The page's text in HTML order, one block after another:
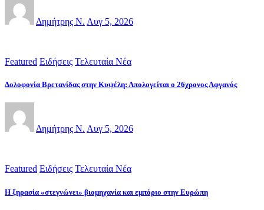
Δημήτρης Ν. Αυγ 5, 2026
Featured Ειδήσεις Τελευταία Νέα
Δολοφονία Βρετανίδας στην Κυψέλη: Απολογείται ο 26χρονος Αφγανός
Δημήτρης Ν. Αυγ 5, 2026
Featured Ειδήσεις Τελευταία Νέα
Η ξηρασία «στεγνώνει» βιομηχανία και εμπόριο στην Ευρώπη